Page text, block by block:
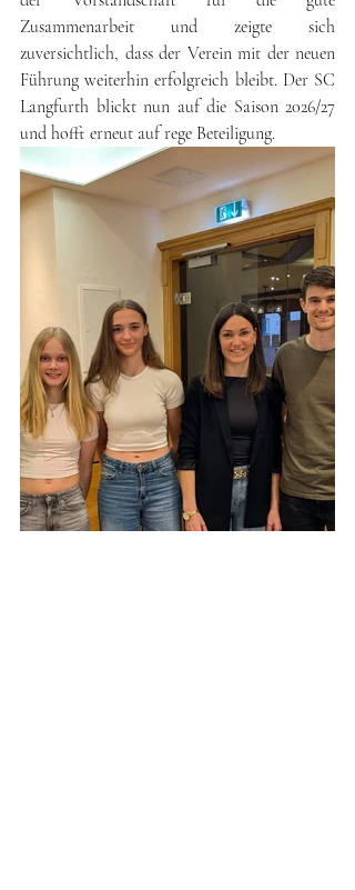
Zusammenarbeit und zeigte sich
zuversichtlich, dass der Verein mit der neuen
Führung weiterhin erfolgreich bleibt. Der SC
Langfurth blickt nun auf die Saison 2026/27
und hofft erneut auf rege Beteiligung.